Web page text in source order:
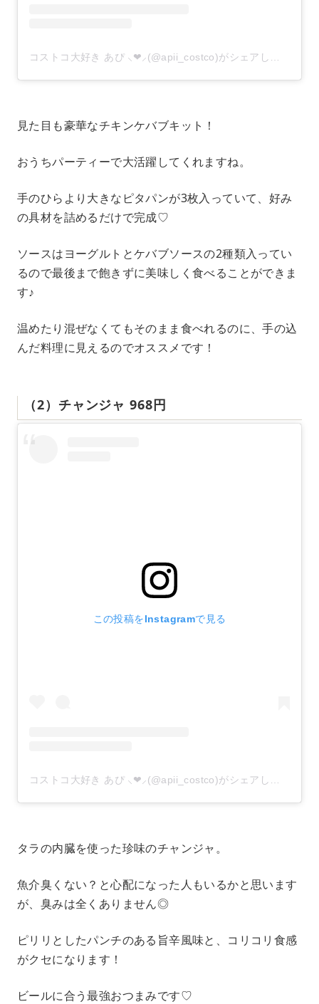
見た目も豪華なチキンケバブキット！
おうちパーティーで大活躍してくれますね。
手のひらより大きなピタパンが3枚入っていて、好み
の具材を詰めるだけで完成♡
ソースはヨーグルトとケバブソースの2種類入ってい
るので最後まで飽きずに美味しく食べることができま
す♪
温めたり混ぜなくてもそのまま食べれるのに、手の込
んだ料理に見えるのでオススメです！
（2）チャンジャ 968円
この投稿をInstagramで見る
タラの内臓を使った珍味のチャンジャ。
魚介臭くない？と心配になった人もいるかと思います
が、臭みは全くありません◎
ピリリとしたパンチのある旨辛風味と、コリコリ食感
がクセになります！
ビールに合う最強おつまみです♡